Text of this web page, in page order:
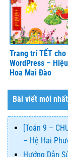
Trang trí TẾT
WordPress –
Hoa Mai Đào
Bài viết mới nhất
[Toán 9 –
– Hệ Hai
Hướng Dẫn